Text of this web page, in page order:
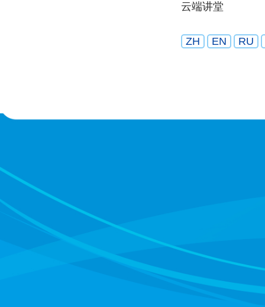
云端讲堂
ZH EN RU